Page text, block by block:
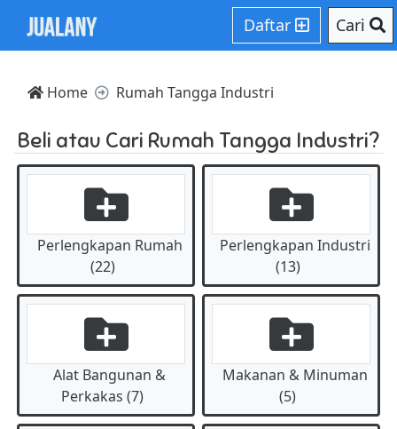
Daftar Cari
Home Rumah Tangga Industri
Beli atau Cari Rumah Tangga Industri?
Perlengkapan Rumah
(22)
Perlengkapan Industri
(13)
Alat Bangunan &
Perkakas (7)
Makanan & Minuman
(5)